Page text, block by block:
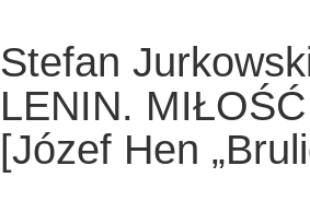
Stefan
LENIN.
[Józef Hen